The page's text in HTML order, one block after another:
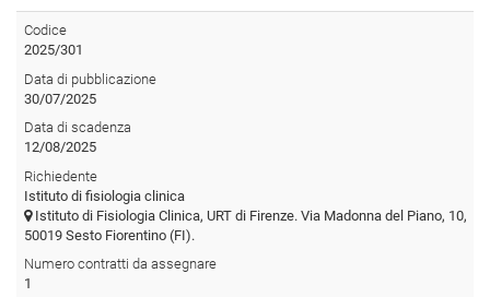
Codice
2025/301
Data di pubblicazione
30/07/2025
Data di scadenza
12/08/2025
Richiedente
Istituto di fisiologia clinica
Istituto di Fisiologia Clinica, URT di Firenze. Via Madonna del Piano, 10,
50019 Sesto Fiorentino (FI).
Numero contratti da assegnare
1